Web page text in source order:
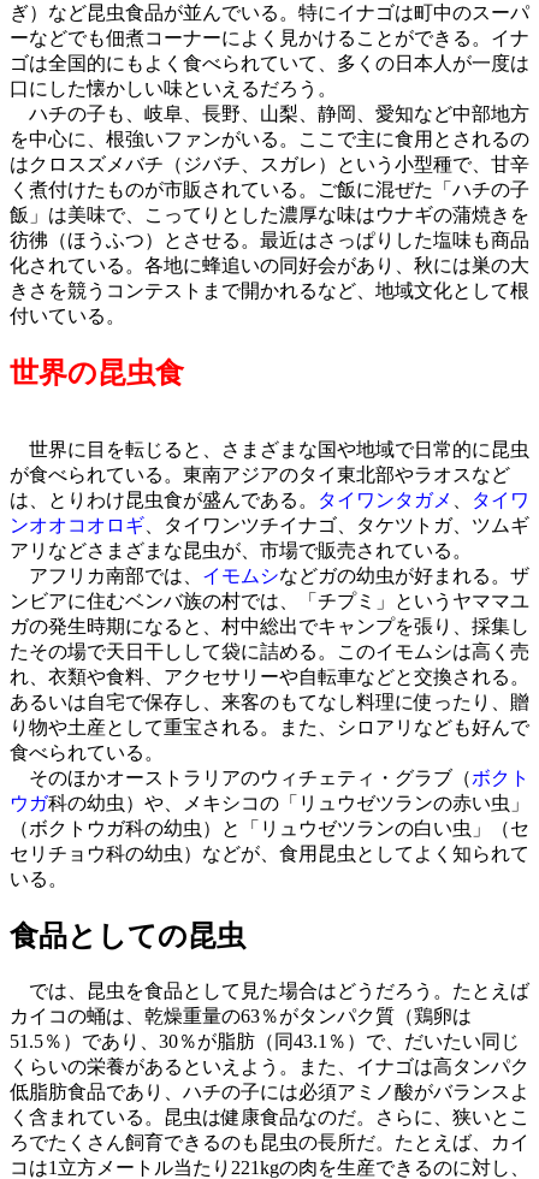
ぎ）など昆虫食品が並んでいる。特にイナゴは町中のスーパ
ーなどでも佃煮コーナーによく見かけることができる。イナ
ゴは全国的にもよく食べられていて、多くの日本人が一度は
口にした懐かしい味といえるだろう。
ハチの子も、岐阜、長野、山梨、静岡、愛知など中部地方
を中心に、根強いファンがいる。ここで主に食用とされるの
はクロスズメバチ（ジバチ、スガレ）という小型種で、甘辛
く煮付けたものが市販されている。ご飯に混ぜた「ハチの子
飯」は美味で、こってりとした濃厚な味はウナギの蒲焼きを
彷彿（ほうふつ）とさせる。最近はさっぱりした塩味も商品
化されている。各地に蜂追いの同好会があり、秋には巣の大
きさを競うコンテストまで開かれるなど、地域文化として根
付いている。
世界の昆虫食
世界に目を転じると、さまざまな国や地域で日常的に昆虫
が食べられている。東南アジアのタイ東北部やラオスなど
は、とりわけ昆虫食が盛んである。
タイワンタガメ
タイワ
ンオオコオロギ 、タイワンツチイナゴ、タケツトガ、ツムギ
アリなどさまざまな昆虫が、市場で販売されている。
アフリカ南部では、 イモムシなどガの幼虫が好まれる。ザ
ンビアに住むベンバ族の村では、「チプミ」というヤママユ
ガの発生時期になると、村中総出でキャンプを張り、採集し
たその場で天日干しして袋に詰める。このイモムシは高く売
れ、衣類や食料、アクセサリーや自転車などと交換される。
あるいは自宅で保存し、来客のもてなし料理に使ったり、贈
り物や土産として重宝される。また、シロアリなども好んで
食べられている。
そのほかオーストラリアのウィチェティ・グラブ（ボクト
ウガ科の幼虫）や、メキシコの「リュウゼツランの赤い虫」
（ボクトウガ科の幼虫）と「リュウゼツランの白い虫」（セ
セリチョウ科の幼虫）などが、食用昆虫としてよく知られて
いる。
食品としての昆虫
では、昆虫を食品として見た場合はどうだろう。たとえば
カイコの蛹は、乾燥重量の63％がタンパク質（鶏卵は
51.5％）であり、30％が脂肪（同43.1％）で、だいたい同じ
くらいの栄養があるといえよう。また、イナゴは高タンパク
低脂肪食品であり、ハチの子には必須アミノ酸がバランスよ
く含まれている。昆虫は健康食品なのだ。さらに、狭いとこ
ろでたくさん飼育できるのも昆虫の長所だ。たとえば、カイ
コは1立方メートル当たり221kgの肉を生産できるのに対し、